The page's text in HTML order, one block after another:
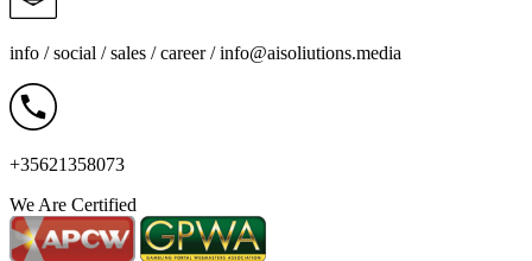
info / social / sales / career /info@aisoliutions.media
+35621358073
We Are Certified